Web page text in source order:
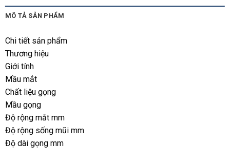
MÔ TẢ SẢN PHẨM
Chi tiết sản phẩm
Thương hiệu
Giới tính
Mầu mắt
Chất liệu gọng
Mầu gọng
Độ rộng mắt mm
Độ rộng sống mũi mm
Độ dài gọng mm